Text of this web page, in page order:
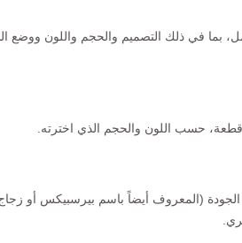
بما في ذلك التصميم والحجم واللون ووضع